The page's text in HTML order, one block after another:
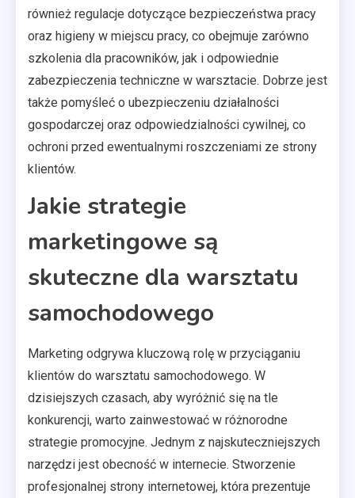
również regulacje dotyczące bezpieczeństwa pracy
oraz higieny w miejscu pracy, co obejmuje zarówno
szkolenia dla pracowników, jak i odpowiednie
zabezpieczenia techniczne w warsztacie. Dobrze jest
także pomyśleć o ubezpieczeniu działalności
gospodarczej oraz odpowiedzialności cywilnej, co
ochroni przed ewentualnymi roszczeniami ze strony
klientów.
Jakie strategie
marketingowe są
skuteczne dla warsztatu
samochodowego
Marketing odgrywa kluczową rolę w przyciąganiu
klientów do warsztatu samochodowego. W
dzisiejszych czasach, aby wyróżnić się na tle
konkurencji, warto zainwestować w różnorodne
strategie promocyjne. Jednym z najskuteczniejszych
narzędzi jest obecność w internecie. Stworzenie
profesjonalnej strony internetowej, która prezentuje